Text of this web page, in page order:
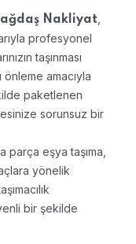
Nakliyat
profesyonel
taşınması
önleme amacıyla
paketlenen
sorunsuz bir
parça eşya taşıma,
yönelik
bir şekilde